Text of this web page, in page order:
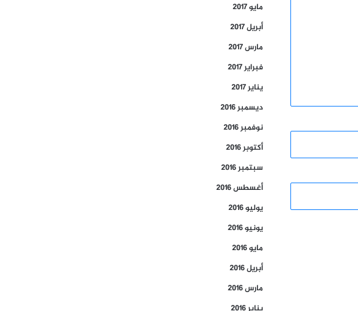
مايو 2017
أبريل 2017
مارس 2017
فبراير 2017
يناير 2017
ديسمبر 2016
نوفمبر 2016
أكتوبر 2016
سبتمبر 2016
أغسطس 2016
يوليو 2016
يونيو 2016
مايو 2016
أبريل 2016
مارس 2016